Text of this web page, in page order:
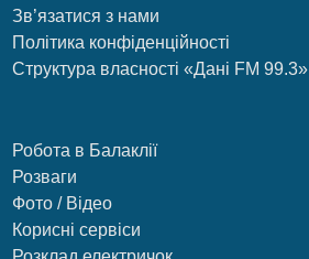
Зв’язатися з нами
Політика конфіденційності
Структура власності «Дані FM 99.3»
Робота в Балаклії
Розваги
Фото / Відео
Корисні сервіси